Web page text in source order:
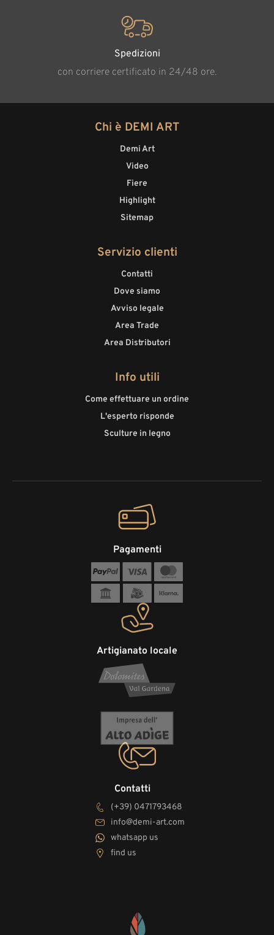
Spedizioni
con corriere certificato in 24/48 ore.
Chi è DEMI ART
Demi Art
Video
Fiere
Highlight
Sitemap
Servizio clienti
Contatti
Dove siamo
Avviso legale
Area Trade
Area Distributori
Info utili
Come effettuare un ordine
L'esperto risponde
Sculture in legno
Contatti
(+39) 0471793468
info@demi-art.com
whatsapp us
find us
Artigianato locale
Pagamenti